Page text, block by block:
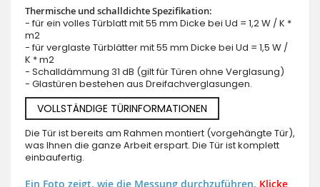
Thermische und schalldichte Spezifikation:
- für ein volles Türblatt mit 55 mm Dicke bei Ud = 1,2 W / K *
m2
- für verglaste Türblätter mit 55 mm Dicke bei Ud = 1,5 W /
K * m2
- Schalldämmung 31 dB (gilt für Türen ohne Verglasung)
- Glastüren bestehen aus Dreifachverglasungen.
VOLLSTÄNDIGE TÜRINFORMATIONEN
Die Tür ist bereits am Rahmen montiert (vorgehängte Tür),
was Ihnen die ganze Arbeit erspart. Die Tür ist komplett
einbaufertig.
Ein Foto zeigt, wie die Messung durchzuführen. Klicke